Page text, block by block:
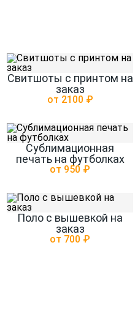
Свитшоты с принтом на
заказ
от 2100 ₽
Сублимационная
печать на футболках
от 950 ₽
Поло с вышевкой на
заказ
от 700 ₽